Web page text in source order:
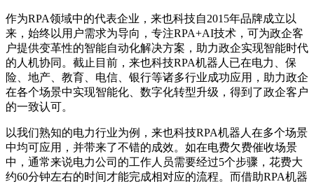
作为RPA领域中的代表企业，来也科技自2015年品牌成立以
来，始终以用户需求为导向，专注RPA+AI技术，可为政企客
户提供变革性的智能自动化解决方案，助力政企实现智能时代
的人机协同。截止目前，来也科技RPA机器人已在电力、保
险、地产、教育、电信、银行等诸多行业成功应用，助力政企
在各个场景中实现智能化、数字化转型升级，得到了政企客户
的一致认可。
以我们熟知的电力行业为例，来也科技RPA机器人在多个场景
中均可应用，并带来了不错的成效。如在电费欠费催收场景
中，通常来说电力公司的工作人员需要经过5个步骤，花费大
约60分钟左右的时间才能完成相对应的流程。而借助RPA机器